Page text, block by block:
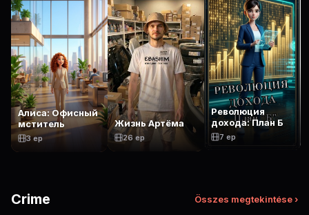
Алиса: Офисный
мститель
3 ep
Жизнь Артёма
26 ep
Революция
дохода: План Б
7 ep
Crime Összes megtekintése ›